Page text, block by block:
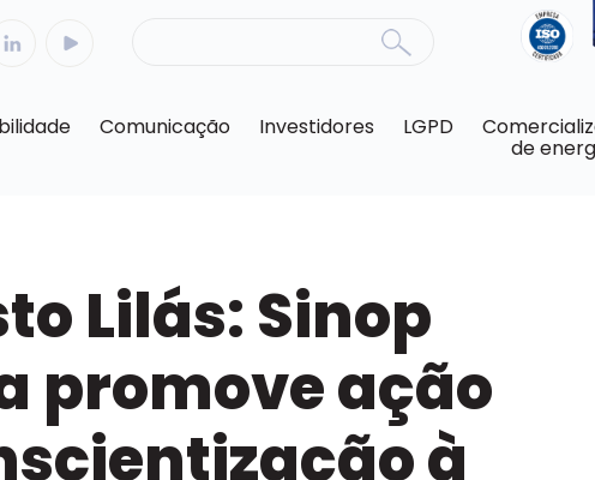
Comunicação Investidores LGPD
de
Lilás: Sinop
promove ação
à